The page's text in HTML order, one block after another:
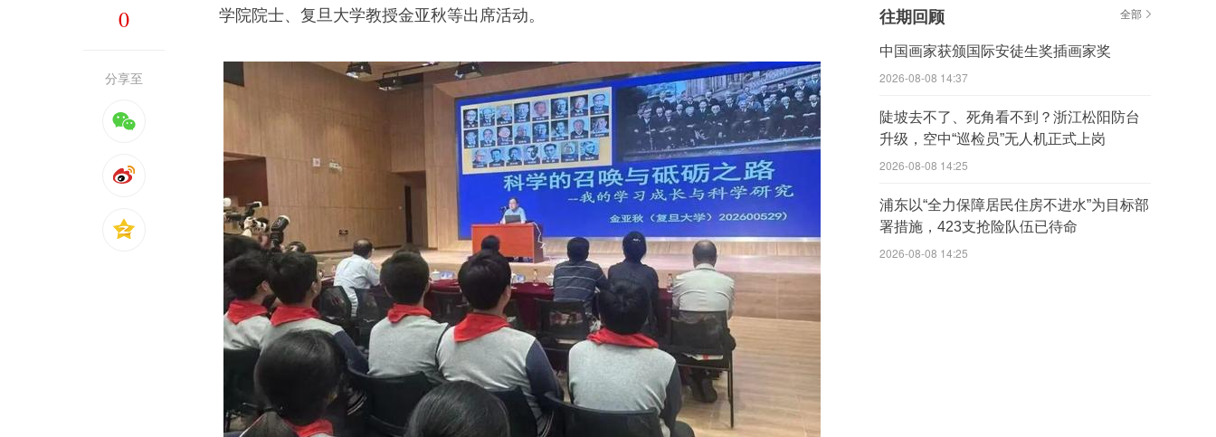
0
分享至
学院院士、复旦大学教授金亚秋等出席活动。
往期回顾 全部
中国画家获颁国际安徒生奖插画家奖
2026-08-08 14:37
陡坡去不了、死角看不到？浙江松阳防台
升级，空中“巡检员”无人机正式上岗
2026-08-08 14:25
浦东以“全力保障居民住房不进水”为目标部
署措施，423支抢险队伍已待命
2026-08-08 14:25